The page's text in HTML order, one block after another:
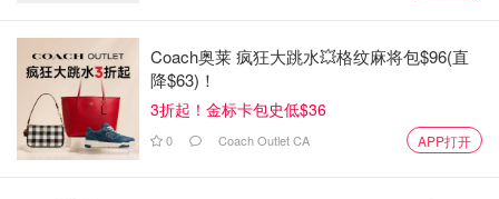
Coach奥莱 疯狂大跳水💥格纹麻将包$96(直
降$63)！
3折起！金标卡包史低$36
0 Coach Outlet CA APP打开